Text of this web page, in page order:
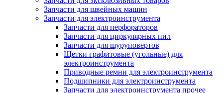
Запчасти для швейных машин
Запчасти для электроинструмента
Запчасти для перфораторов
Запчасти для циркулярных пил
Запчасти для шуруповертов
Щетки графитовые (угольные) для
электроинструмента
Приводные ремни для электроинструмента
Подшипники для электроинструмента
Запчасти для электроинструмента прочее